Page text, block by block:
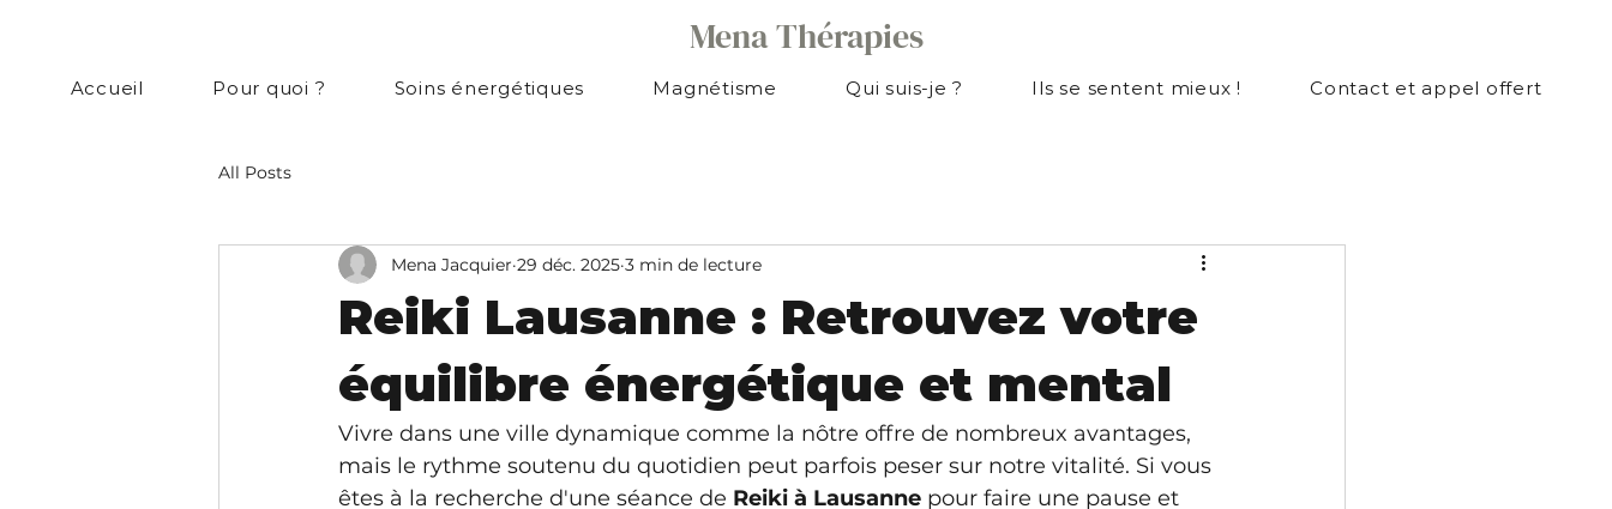
Mena Thérapies
Accueil Pour quoi ? Soins énergétiques Magnétisme Qui suis-je ? Ils se sentent mieux ! Contact et appel offert
All Posts
Reiki Lausanne : Retrouvez votre
équilibre énergétique et mental
Mena Jacquier 29 déc. 2025 3 min de lecture
Vivre dans une ville dynamique comme la nôtre offre de nombreux avantages,
mais le rythme soutenu du quotidien peut parfois peser sur notre vitalité. Si vous
êtes à la recherche d'une séance de Reiki à Lausanne pour faire une pause et